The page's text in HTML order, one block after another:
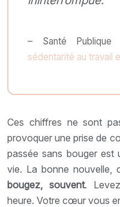
– Santé Publique
sédentarité au travail
Ces chiffres ne sont
provoquer une prise de
passée sans bouger est
vie. La bonne nouvelle,
bougez, souvent.
heure. Votre cœur vous